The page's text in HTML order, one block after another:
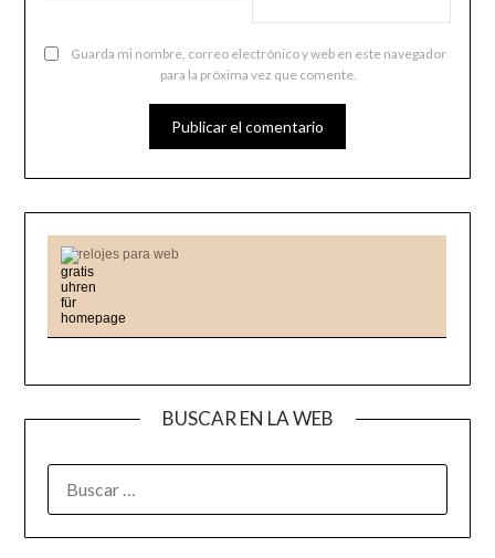
Guarda mi nombre, correo electrónico y web en este navegador
para la próxima vez que comente.
relojes para web
BUSCAR EN LA WEB